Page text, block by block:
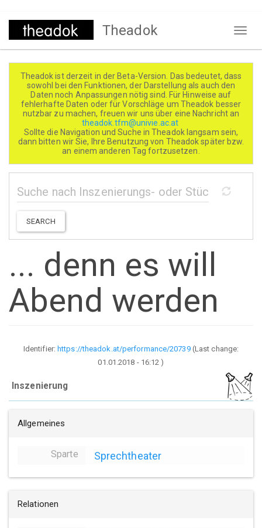
Direkt
Theadok
Theadok ist derzeit in der Beta-Version. Das bedeutet, dass
sowohl bei den Funktionen, der Darstellung als auch den
Daten noch Anpassungen nötig sind. Für Hinweise auf
fehlerhafte Daten oder für Vorschläge um Theadok besser
nutzbar zu machen, freuen wir uns über eine Nachricht an
theadok.tfm@univie.ac.at
Sollte die Navigation und Suche in Theadok langsam sein,
dann bitten wir Sie, Ihre Benutzung von Theadok später bzw.
an einem anderen Tag fortzusetzen.
SEARCH
... denn es will
Abend werden
Identifier:https://theadok.at/performance/20739(Last change:
01.01.2018 - 16:12 )
Inszenierung
Allgemeines
Sparte Sprechtheater
Relationen